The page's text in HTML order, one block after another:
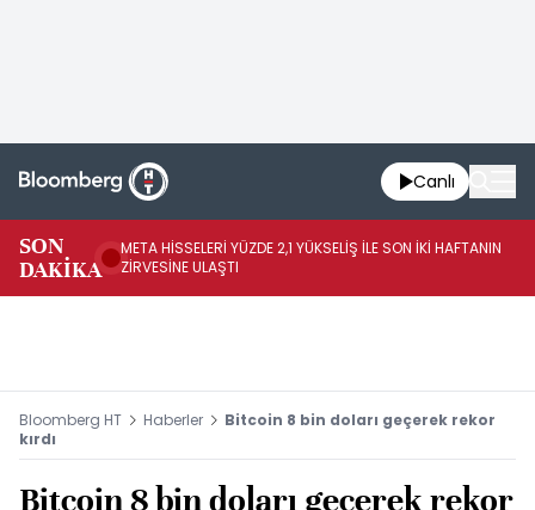
Canlı
SON
DAKİKA
META HİSSELERİ YÜZDE 2,1 YÜKSELİŞ İLE SON İKİ HAFTANIN
ZİRVESİNE ULAŞTI
Bloomberg HT Haberler
Bitcoin 8 bin doları geçerek rekor
kırdı
Bitcoin 8 bin doları geçerek rekor